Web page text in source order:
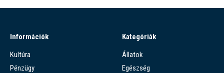
Információk
Kultúra
Pénzügy
Kategóriák
Állatok
Egészség